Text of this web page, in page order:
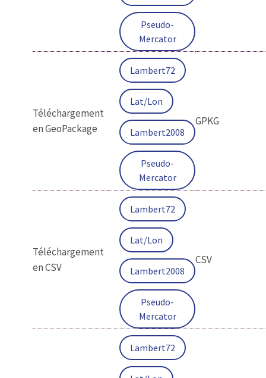
Pseudo-
Mercator
Téléchargement
en GeoPackage
Lambert72
Lat/Lon
Lambert2008
Pseudo-
Mercator
GPKG
Téléchargement
en CSV
Lambert72
Lat/Lon
Lambert2008
Pseudo-
Mercator
CSV
Lambert72